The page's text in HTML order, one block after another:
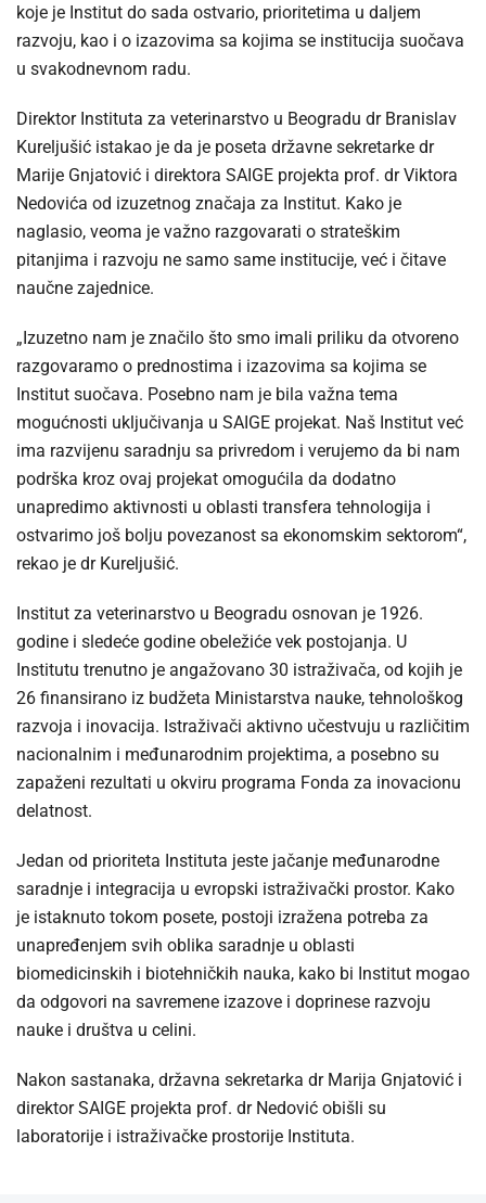
koje je Institut do sada ostvario, prioritetima u daljem
razvoju, kao i o izazovima sa kojima se institucija suočava
u svakodnevnom radu.
Direktor Instituta za veterinarstvo u Beogradu dr Branislav
Kureljušić istakao je da je poseta državne sekretarke dr
Marije Gnjatović i direktora SAIGE projekta prof. dr Viktora
Nedovića od izuzetnog značaja za Institut. Kako je
naglasio, veoma je važno razgovarati o strateškim
pitanjima i razvoju ne samo same institucije, već i čitave
naučne zajednice.
„Izuzetno nam je značilo što smo imali priliku da otvoreno
razgovaramo o prednostima i izazovima sa kojima se
Institut suočava. Posebno nam je bila važna tema
mogućnosti uključivanja u SAIGE projekat. Naš Institut već
ima razvijenu saradnju sa privredom i verujemo da bi nam
podrška kroz ovaj projekat omogućila da dodatno
unapredimo aktivnosti u oblasti transfera tehnologija i
ostvarimo još bolju povezanost sa ekonomskim sektorom“,
rekao je dr Kureljušić.
Institut za veterinarstvo u Beogradu osnovan je 1926.
godine i sledeće godine obeležiće vek postojanja. U
Institutu trenutno je angažovano 30 istraživača, od kojih je
26 finansirano iz budžeta Ministarstva nauke, tehnološkog
razvoja i inovacija. Istraživači aktivno učestvuju u različitim
nacionalnim i međunarodnim projektima, a posebno su
zapaženi rezultati u okviru programa Fonda za inovacionu
delatnost.
Jedan od prioriteta Instituta jeste jačanje međunarodne
saradnje i integracija u evropski istraživački prostor. Kako
je istaknuto tokom posete, postoji izražena potreba za
unapređenjem svih oblika saradnje u oblasti
biomedicinskih i biotehničkih nauka, kako bi Institut mogao
da odgovori na savremene izazove i doprinese razvoju
nauke i društva u celini.
Nakon sastanaka, državna sekretarka dr Marija Gnjatović i
direktor SAIGE projekta prof. dr Nedović obišli su
laboratorije i istraživačke prostorije Instituta.